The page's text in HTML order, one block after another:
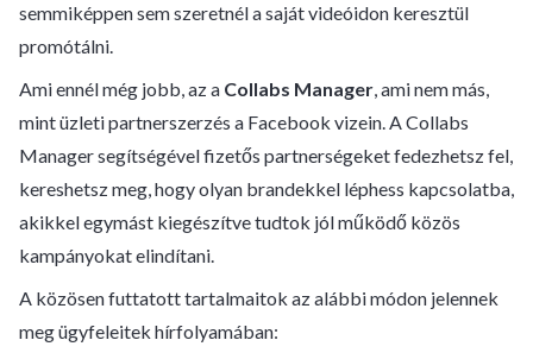
semmiképpen sem szeretnél a saját videóidon keresztül
promótálni.
Ami ennél még jobb, az a Collabs Manager, ami nem más,
mint üzleti partnerszerzés a Facebook vizein. A Collabs
Manager segítségével fizetős partnerségeket fedezhetsz fel,
kereshetsz meg, hogy olyan brandekkel léphess kapcsolatba,
akikkel egymást kiegészítve tudtok jól működő közös
kampányokat elindítani.
A közösen futtatott tartalmaitok az alábbi módon jelennek
meg ügyfeleitek hírfolyamában: